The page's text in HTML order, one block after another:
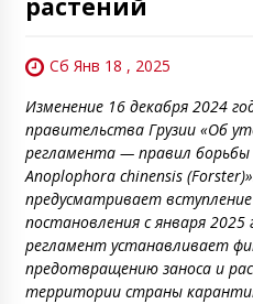
растений
Сб Янв 18 , 2025
Изменение 16 декабря 2024
правительства Грузии «Об
регламента — правил борьбы
Anoplophora chinensis
предусматривает вступление
постановления с января
регламент устанавливает
предотвращению заноса и
территории страны